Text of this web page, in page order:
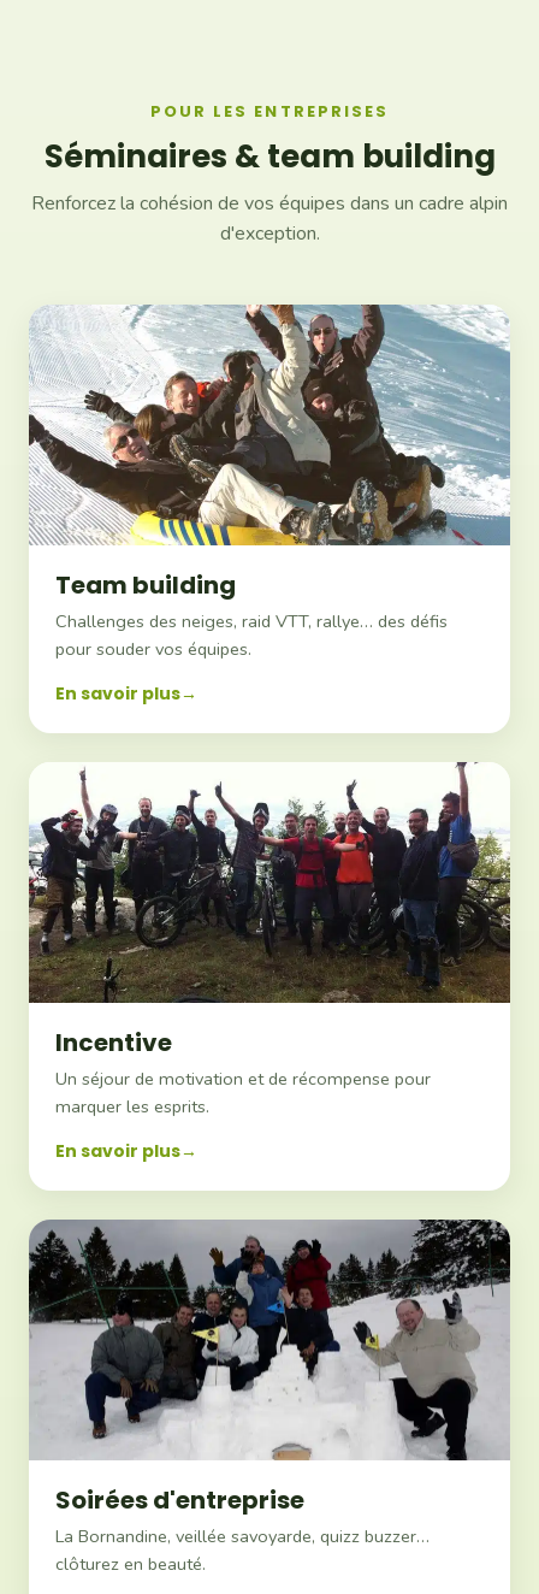
POUR LES ENTREPRISES
Séminaires & team building
Renforcez la cohésion de vos équipes dans un cadre alpin
d'exception.
Team building
Challenges des neiges, raid VTT, rallye… des défis
pour souder vos équipes.
En savoir plus
Incentive
Un séjour de motivation et de récompense pour
marquer les esprits.
En savoir plus
Soirées d'entreprise
La Bornandine, veillée savoyarde, quizz buzzer…
clôturez en beauté.